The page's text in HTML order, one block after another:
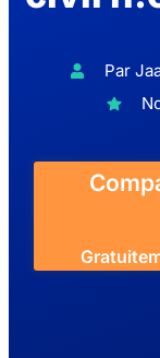
Par